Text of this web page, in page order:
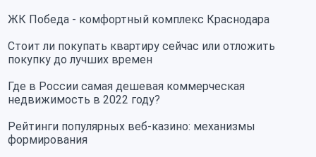
ЖК Победа - комфортный комплекс Краснодара
Стоит ли покупать квартиру сейчас или отложить
покупку до лучших времен
Где в России самая дешевая коммерческая
недвижимость в 2022 году?
Рейтинги популярных веб-казино: механизмы
формирования